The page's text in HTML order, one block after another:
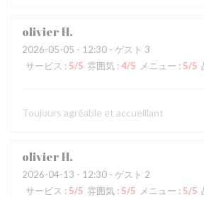
olivierH
2026-05-05 - 12:30 - ゲスト 3
サービス : 5/5 雰囲気 : 4/5 メニュー : 5/5
Toujours agréable et accueillant
olivierH
2026-04-13 - 12:30 - ゲスト 2
サービス : 5/5 雰囲気 : 5/5 メニュー :5/5